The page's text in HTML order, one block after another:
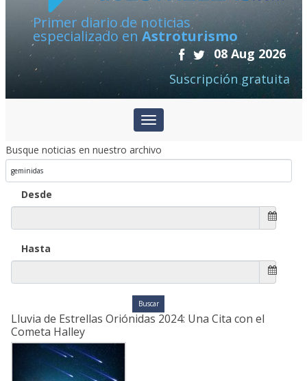
Primer diario de noticias
especializado en Astroturismo
08 Aug 2026
Suscripción gratuita
Busque noticias en nuestro archivo
Desde
Hasta
Lluvia de Estrellas Oriónidas 2024: Una Cita con el
Cometa Halley